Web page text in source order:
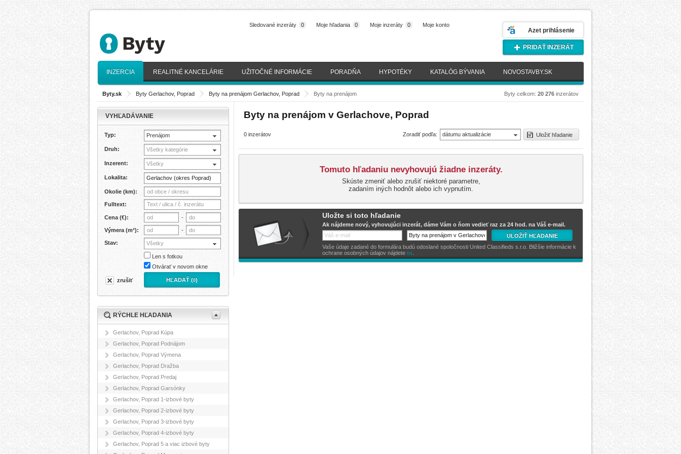
Azet prihlásenie
Moje konto
Moje inzeráty 0
Moje hľadania 0
Sledované inzeráty 0
PRIDAŤ INZERÁT
INZERCIA REALITNÉ KANCELÁRIE UŽITOČNÉ INFORMÁCIE PORADŇA HYPOTÉKY KATALÓG BÝVANIA NOVOSTAVBY.SK
Byty.sk > Byty Gerlachov, Poprad > Byty na prenájom Gerlachov, Poprad > Byty na prenájom Byty celkom: 20 276 inzerátov
Byty na prenájom v Gerlachove, Poprad
0 inzerátov Zoradiť podľa:
dátumu aktualizácie
Uložiť hľadanie
Tomuto hľadaniu nevyhovujú žiadne inzeráty.
Skúste zmeniť alebo zrušiť niektoré parametre,
zadaním iných hodnôt alebo ich vypnutím.
Uložte si toto hľadanie
Ak nájdeme nový, vyhovujúci inzerát, dáme Vám o ňom vedieť raz za 24 hod. na Váš e-mail.
ULOŽIŤ HĽADANIE
Vaše údaje zadané do formulára budú odoslané spoločnosti United Classifieds s.r.o. Bližšie informácie k
ochrane osobných údajov nájdete tu
VYHĽADÁVANIE
Typ: Prenájom
Druh: Všetky kategórie
Inzerent: Všetky
Lokalita:
Okolie (km):
Fulltext:
Cena (€): -
Výmera (m²): -
Stav: Všetky
Len s fotkou
Otvárať v novom okne
zrušiť HĽADAŤ (0)
RÝCHLE HĽADANIA
Gerlachov, Poprad Kúpa
Gerlachov, Poprad Podnájom
Gerlachov, Poprad Výmena
Gerlachov, Poprad Dražba
Gerlachov, Poprad Predaj
Gerlachov, Poprad Garsónky
Gerlachov, Poprad 1-izbové byty
Gerlachov, Poprad 2-izbové byty
Gerlachov, Poprad 3-izbové byty
Gerlachov, Poprad 4-izbové byty
Gerlachov, Poprad 5 a viac izbové byty